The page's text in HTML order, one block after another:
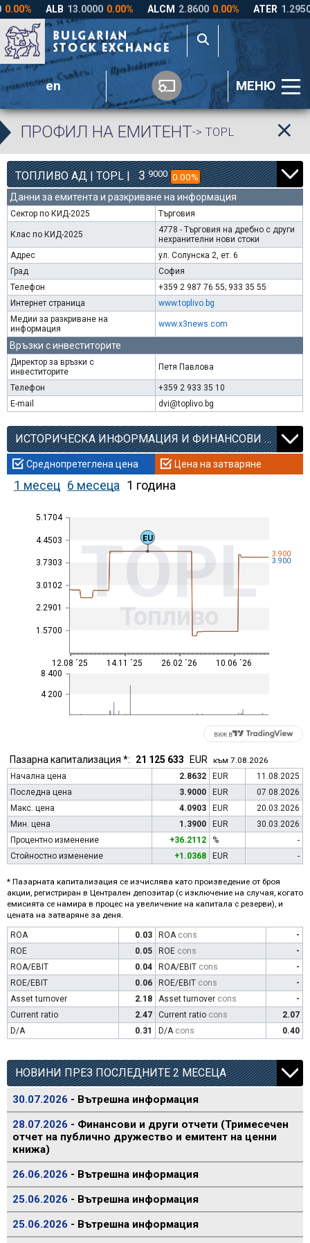
en МЕНЮ
ПРОФИЛ НА ЕМИТЕНТ-> TOPL
ТОПЛИВО АД | TOPL | 3 9000 0.00%
Данни за емитента и разкриване на информация
Сектор по КИД-2025 Търговия
Клас по КИД-2025
4778 - Търговия на дребно с други
нехранителни нови стоки
Адрес
ул. Солунска 2, ет. 6
Град
София
Телефон
+359 2 987 76 55; 933 35 55
Интернет страница
www.toplivo.bg
Медии за разкриване на
информация
www.x3news.com
Връзки с инвеститорите
Директор за връзки с
инвеститорите
Петя Павлова
Телефон
+359 2 933 35 10
E-mail
dvi@toplivo.bg
ИСТОРИЧЕСКА ИНФОРМАЦИЯ И ФИНАНСОВИ КОЕФИЦИЕНТИ
Среднопретеглена цена Цена на затваряне
1 месец 6 месеца 1 година
1.5700
2.2901
3.0102
3.7303
4.4503
5.1704
TOPL
Топливо
4 200
8 400
3.900
3.900
12.08 ´25 14.11 ´25 26.02 ´26 10.06 ´26
EU
виж в
Пазарна капитализация *: 21 125 633 EUR към 7.08.2026
Начална цена
2.8632 EUR
11.08.2025
Последна цена
3.9000 EUR
07.08.2026
Макс. цена
4.0903 EUR
20.03.2026
Мин. цена
1.3900 EUR
30.03.2026
Процентно изменение
+36.2112 %
-
Стойностно изменение
+1.0368 EUR -
* Пазарната капитализация се изчислява като произведение от броя
акции, регистриран в Централен депозитар (с изключение на случая, когато
емисията се намира в процес на увеличение на капитала с резерви), и
цената на затваряне за деня.
ROA 0.03 ROA cons
-
ROE
0.05 ROE cons
-
ROA/EBIT
0.04 ROA/EBIT cons
-
ROE/EBIT
0.06 ROE/EBIT cons
-
Asset turnover
2.18 Asset turnover cons
-
Current ratio
2.47 Current ratio cons
2.07
D/A
0.31 D/A cons 0.40
НОВИНИ ПРЕЗ ПОСЛЕДНИТЕ 2 МЕСЕЦА
30.07.2026 - Вътрешна информация
28.07.2026 - Финансови и други отчети (Тримесечен
отчет на публично дружество и емитент на ценни
книжа)
26.06.2026 - Вътрешна информация
25.06.2026 - Вътрешна информация
25.06.2026 - Вътрешна информация